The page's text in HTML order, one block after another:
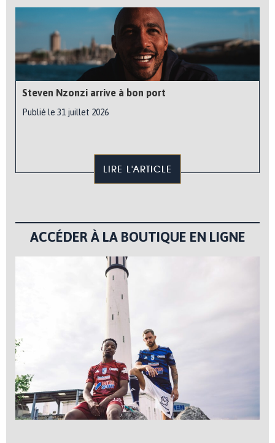
Steven Nzonzi arrive à bon port
Publié le 31 juillet 2026
LIRE L'ARTICLE
ACCÉDER À LA BOUTIQUE EN LIGNE